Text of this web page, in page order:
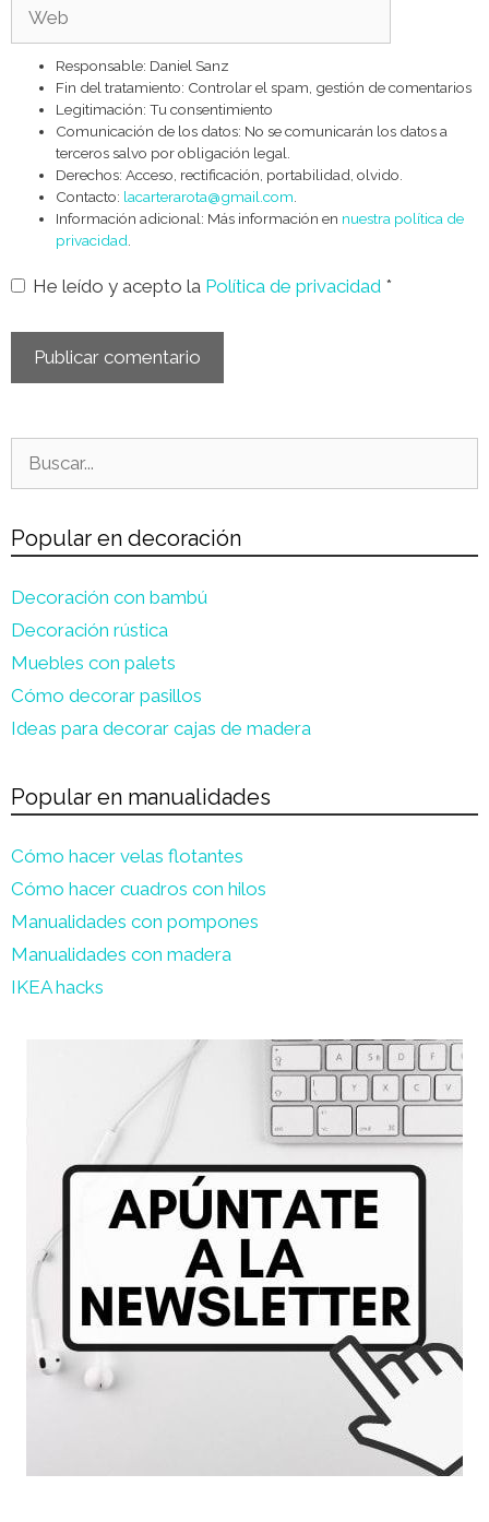
Responsable: Daniel Sanz
Fin del tratamiento: Controlar el spam, gestión de comentarios
Legitimación: Tu consentimiento
Comunicación de los datos: No se comunicarán los datos a
terceros salvo por obligación legal.
Derechos: Acceso, rectificación, portabilidad, olvido.
Contacto: lacarterarota@gmail.com
Información adicional: Más información en nuestra política de
privacidad
He leído y acepto la Política de privacidad *
Popular en decoración
Decoración con bambú
Decoración rústica
Muebles con palets
Cómo decorar pasillos
Ideas para decorar cajas de madera
Popular en manualidades
Cómo hacer velas flotantes
Cómo hacer cuadros con hilos
Manualidades con pompones
Manualidades con madera
IKEA hacks